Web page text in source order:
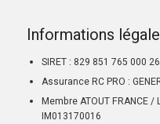
Informations
SIRET : 829 851 765 000 26
Assurance RC PRO :
Membre ATOUT FRANCE /
IM013170016